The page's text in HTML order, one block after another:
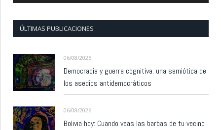
ÚLTIMAS PUBLICACIONES
06/08/2026
Democracia y guerra cognitiva: una semiótica de
los asedios antidemocráticos
06/08/2026
Bolivia hoy: Cuando veas las barbas de tu vecino